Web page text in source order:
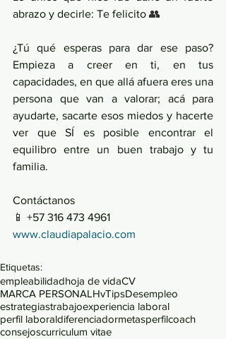
abrazo y decirle: Te felicito 👥
¿Tú qué esperas para dar ese paso?
Empieza a creer en ti, en tus
capacidades, en que allá afuera eres una
persona que van a valorar; acá para
ayudarte, sacarte esos miedos y hacerte
ver que SÍ es posible encontrar el
equilibro entre un buen trabajo y tu
familia.
Contáctanos
📱 +57 316 473 4961
www.claudiapalacio.com
Etiquetas:
empleabilidadhoja de vidaCV
MARCA PERSONALHvTipsDesempleo
estrategiastrabajoexperiencia laboral
perfil laboraldiferenciadormetasperfilcoach
consejoscurriculum vitae